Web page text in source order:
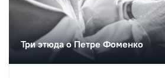
Три этюда о Петре Фоменко